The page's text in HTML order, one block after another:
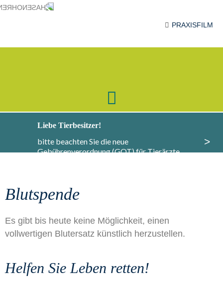
PRAXISFILM
>
Liebe Tierbesitzer!
bitte beachten Sie die neue
Gebührenverordnung (GOT) für Tierärzte,
Blutspende
Es gibt bis heute keine Möglichkeit, einen
vollwertigen Blutersatz künstlich herzustellen.​
Helfen Sie Leben retten!